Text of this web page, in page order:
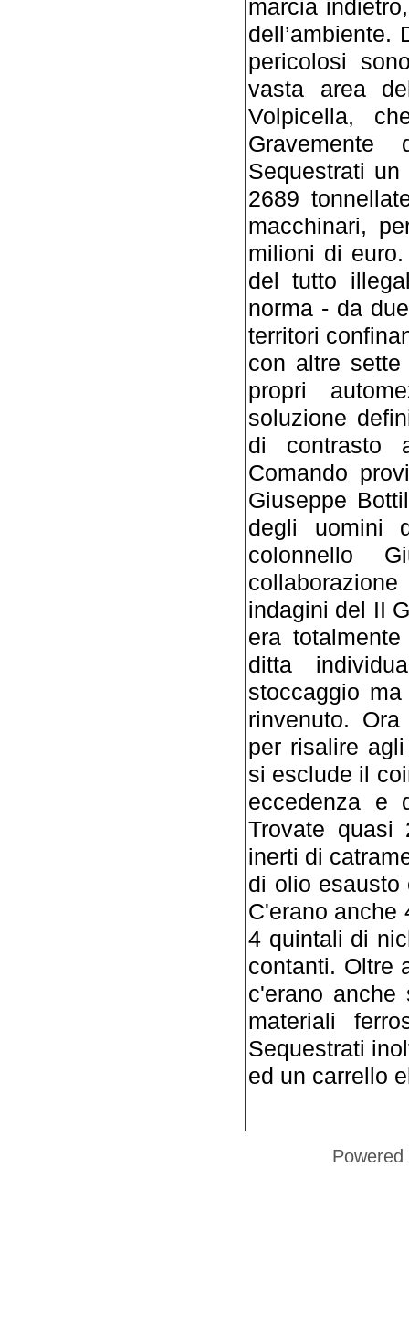
marcia
pericolosi
vasta area
Volpicella,
Gravemente
Sequestrati
2689
macchinari,
milioni di
del tutto
norma - da
territori
con altre
propri
soluzione
di contrasto
Comando
Giuseppe
degli uomini
colonnello
indagini del II
era
ditta
stoccaggio
rinvenuto.
per risalire
si esclude il
eccedenza e
Trovate quasi
inerti di
di olio esausto
C'erano anche
4 quintali di
contanti. Oltre
c'erano anche
materiali
Sequestrati
ed un carrello